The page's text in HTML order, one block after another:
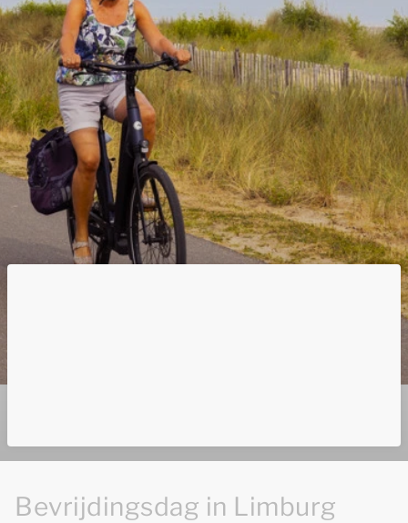
Bevrijdingsdag in Limburg